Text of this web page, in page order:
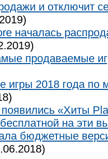
и отключит
началась
продаваемые
игры 2018 года по
«Хиты
на эти
бюджетные